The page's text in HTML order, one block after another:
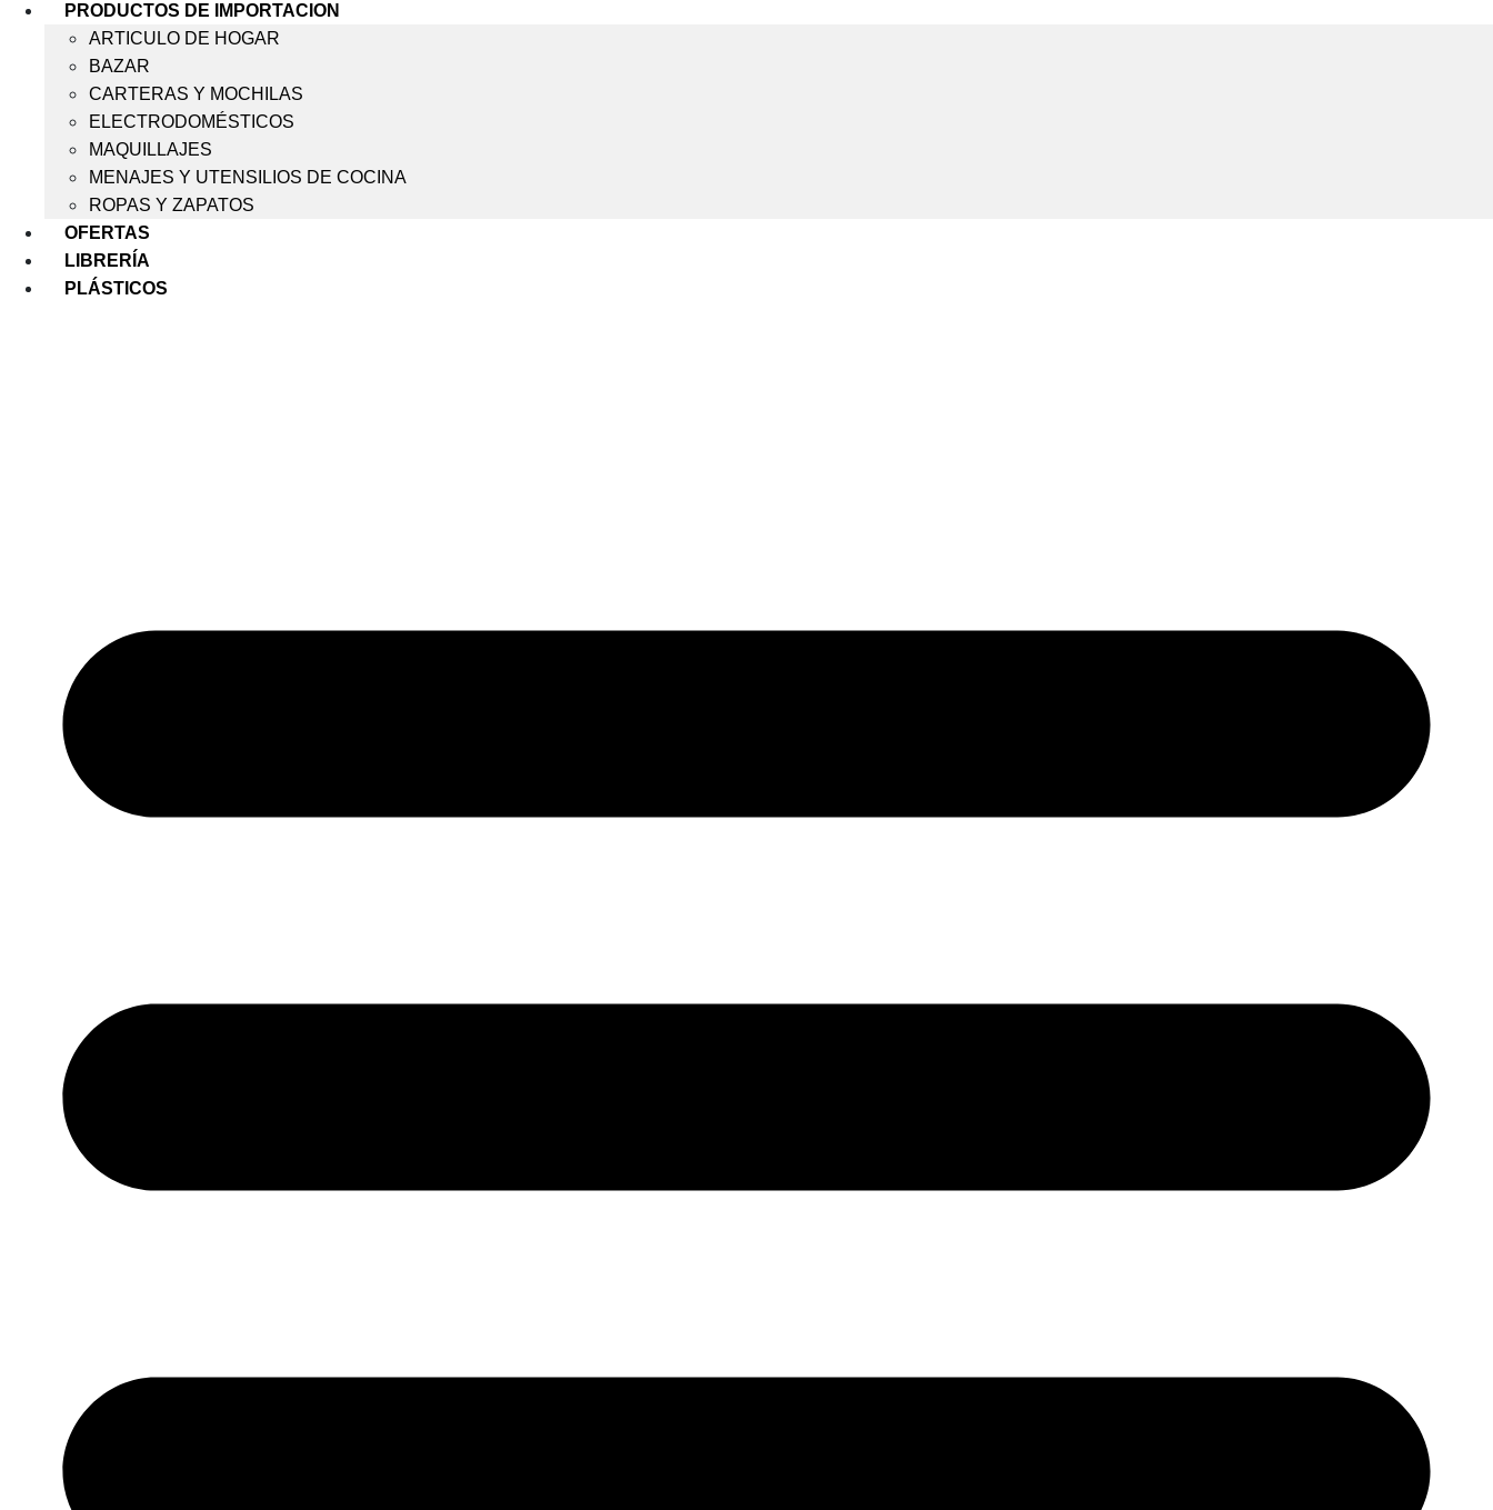
PRODUCTOS DE IMPORTACION
ARTICULO DE HOGAR
BAZAR
CARTERAS Y MOCHILAS
ELECTRODOMÉSTICOS
MAQUILLAJES
MENAJES Y UTENSILIOS DE COCINA
ROPAS Y ZAPATOS
OFERTAS
LIBRERÍA
PLÁSTICOS